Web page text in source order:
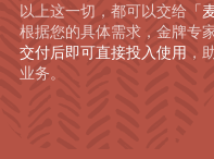
以上这一切，都可以交给「
根据您的具体需求，金牌专
交付后即可直接投入使用 ，
业务。